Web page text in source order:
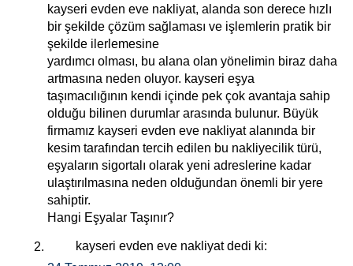
kayseri evden eve nakliyat, alanda son derece hızlı
bir şekilde çözüm sağlaması ve işlemlerin pratik bir
şekilde ilerlemesine
yardımcı olması, bu alana olan yönelimin biraz daha
artmasına neden oluyor. kayseri eşya
taşımacılığının kendi içinde pek çok avantaja sahip
olduğu bilinen durumlar arasında bulunur. Büyük
firmamız kayseri evden eve nakliyat alanında bir
kesim tarafından tercih edilen bu nakliyecilik türü,
eşyaların sigortalı olarak yeni adreslerine kadar
ulaştırılmasına neden olduğundan önemli bir yere
sahiptir.
Hangi Eşyalar Taşınır?
kayseri evden eve nakliyat dedi ki: